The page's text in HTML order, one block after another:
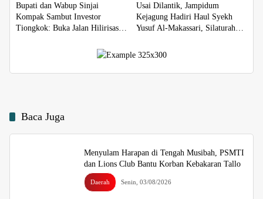
2045
Bupati dan Wabup Sinjai
Kompak Sambut Investor
Tiongkok: Buka Jalan Hilirisasi
Usai Dilantik, Jampidum
Kejagung Hadiri Haul Syekh
Yusuf Al-Makassari, Silaturahmi
Baca Juga
Menyulam Harapan di Tengah Musibah, PSMTI
dan Lions Club Bantu Korban Kebakaran Tallo
Daerah Senin, 03/08/2026